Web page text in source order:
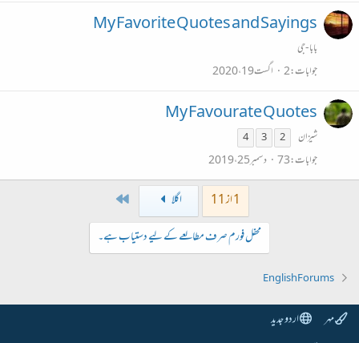
My Favorite Quotes and Sayings
بابا-جی
جوابات 2 اگست 19، 2020
My Favourate Quotes
شیزان 2
3
4
جوابات 73 دسمبر 25، 2019
1 از 11 اگلا
محفل فورم صرف مطالعے کے لیے دستیاب ہے۔
English Forums
مہر
اردو جدید